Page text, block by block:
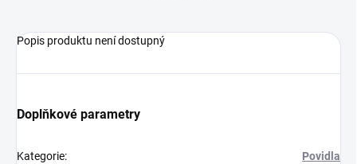
Popis produktu není dostupný
Doplňkové parametry
Kategorie: Povidla